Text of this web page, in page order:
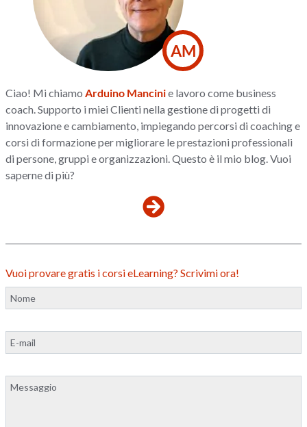
AM
Ciao! Mi chiamoArduino Mancinie lavoro come business
coach. Supporto i miei Clienti nella gestione di progetti di
innovazione e cambiamento, impiegando percorsi di coaching e
corsi di formazione per migliorare le prestazioni professionali
di persone, gruppi e organizzazioni. Questo è il mio blog. Vuoi
saperne di più?
Vuoi provare gratis i corsi eLearning? Scrivimi ora!